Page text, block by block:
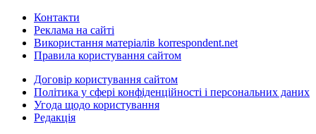
Контакти
Реклама на сайті
Використання матеріалів korrespondent.net
Правила користування сайтом
Договір користування сайтом
Політика у сфері конфіденційності і персональних даних
Угода щодо користування
Редакція